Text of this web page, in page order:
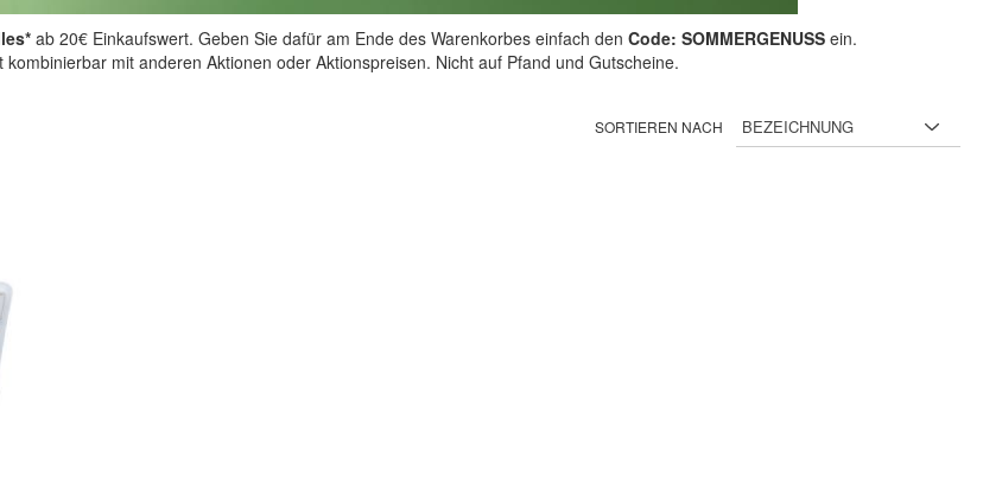
ab 20€ Einkaufswert. Geben Sie dafür am Ende des Warenkorbes einfach den Code: SOMMERGENUSSein.
mit anderen Aktionen oder Aktionspreisen. Nicht auf Pfand und Gutscheine.
SORTIEREN NACH